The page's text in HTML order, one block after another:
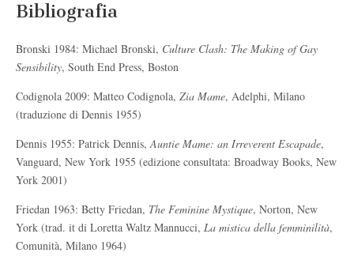
Bibliografia
Bronski 1984: Michael Bronski, Culture Clash: The Making of Gay
Sensibility, South End Press, Boston
Codignola 2009: Matteo Codignola, Zia Mame, Adelphi, Milano
(traduzione di Dennis 1955)
Dennis 1955: Patrick Dennis, Auntie Mame: an Irreverent Escapade,
Vanguard, New York 1955 (edizione consultata: Broadway Books, New
York 2001)
Friedan 1963: Betty Friedan, The Feminine Mystique, Norton, New
York (trad. it di Loretta Waltz Mannucci, La mistica della femminilità,
Comunità, Milano 1964)